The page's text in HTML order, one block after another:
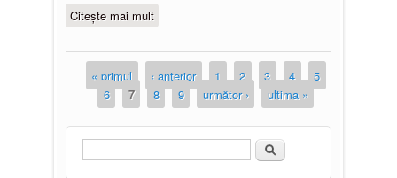
Citește mai multdespre Profesorul Victor Moraru a
Italiei”
Pagini
« primul ‹ anterior 1 2 3 4
5
6
7 8 9 următor › ultima »
Formular de căutare
Căutare